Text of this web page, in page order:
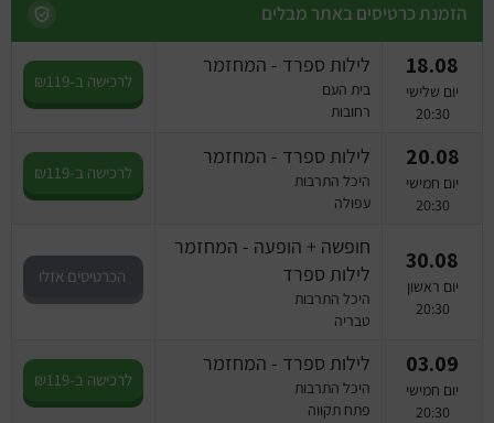
הזמנת כרטיסים באתר מבלים
18.08
יום שלישי
20:30
לילות ספרד - המחזמר
בית העם
רחובות
לרכישה ב-₪119
20.08
יום חמישי
20:30
לילות ספרד - המחזמר
היכל התרבות
עפולה
לרכישה ב-₪119
30.08
יום ראשון
20:30
חופשה + הופעה - המחזמר
לילות ספרד
היכל התרבות
טבריה
הכרטיסים אזלו
03.09
יום חמישי
20:30
לילות ספרד - המחזמר
היכל התרבות
פתח תקווה
לרכישה ב-₪119